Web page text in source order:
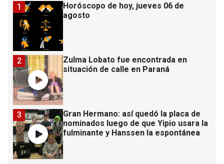
Horóscopo de hoy, jueves 06 de
agosto
1
Zulma Lobato fue encontrada en
situación de calle en Paraná
2
Gran Hermano: así quedó la placa de
nominados luego de que Yipio usara la
fulminante y Hanssen la espontánea
3